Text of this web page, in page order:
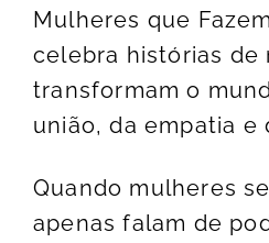
Mulheres que
celebra histórias de
transformam o
união, da empatia e
Quando mulheres
apenas falam de